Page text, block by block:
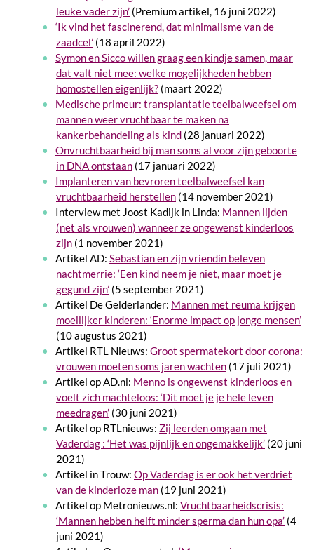
leuke vader zijn’ (Premium artikel, 16 juni 2022)
‘Ik vind het fascinerend, dat minimalisme van de
zaadcel’ (18 april 2022)
Symon en Sicco willen graag een kindje samen, maar
dat valt niet mee: welke mogelijkheden hebben
homostellen eigenlijk? (maart 2022)
Medische primeur: transplantatie teelbalweefsel om
mannen weer vruchtbaar te maken na
kankerbehandeling als kind (28 januari 2022)
Onvruchtbaar­heid bij man soms al voor zijn geboorte
in DNA ontstaan (17 januari 2022)
Implanteren van bevroren teelbalweefsel kan
vruchtbaarheid herstellen (14 november 2021)
Interview met Joost Kadijk in Linda: Mannen lijden
(net als vrouwen) wanneer ze ongewenst kinderloos
zijn (1 november 2021)
Artikel AD: Sebastian en zijn vriendin beleven
nachtmerrie: ‘Een kind neem je niet, maar moet je
gegund zijn’ (5 september 2021)
Artikel De Gelderlander: Mannen met reuma krijgen
moeilijker kinderen: ‘Enorme impact op jonge mensen’
(10 augustus 2021)
Artikel RTL Nieuws: Groot spermatekort door corona:
vrouwen moeten soms jaren wachten (17 juli 2021)
Artikel op AD.nl: Menno is ongewenst kinderloos en
voelt zich machteloos: ‘Dit moet je je hele leven
meedragen’ (30 juni 2021)
Artikel op RTLnieuws: Zij leerden omgaan met
Vaderdag : ‘Het was pijnlijk en ongemakkelijk’ (20 juni
2021)
Artikel in Trouw: Op Vaderdag is er ook het verdriet
van de kinderloze man (19 juni 2021)
Artikel op Metronieuws.nl: Vruchtbaarheidscrisis:
‘Mannen hebben helft minder sperma dan hun opa’ (4
juni 2021)